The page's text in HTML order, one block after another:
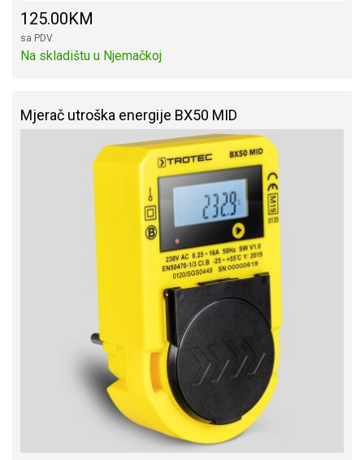
125.00KM
sa PDV
Na skladištu u Njemačkoj
Mjerač utroška energije BX50 MID